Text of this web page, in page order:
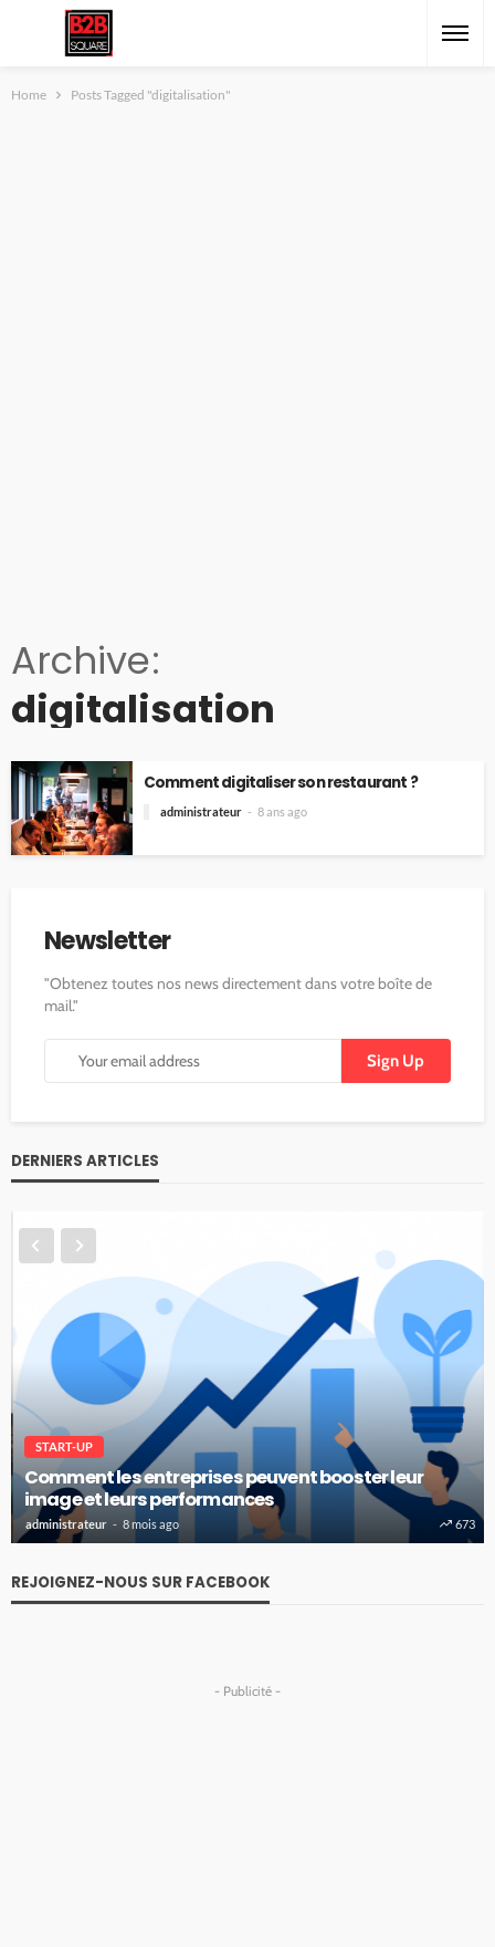
Home Posts Tagged "digitalisation"
Archive
digitalisation
Comment digitaliser son restaurant ?
administrateur 8 ans ago
Newsletter
"Obtenez toutes nos news directement dans votre boîte de
mail."
DERNIERS ARTICLES
START-UP
Comment les entreprises peuvent booster leur
image et leurs performances
administrateur 8 mois ago 673
REJOIGNEZ-NOUS SUR FACEBOOK
- Publicité -